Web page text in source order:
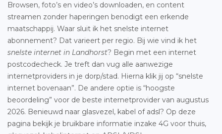
Browsen, foto’s en video’s downloaden, en content
streamen zonder haperingen benodigt een erkende
maatschappij. Waar sluit ik het snelste internet
abonnement? Dat varieert per regio. Bij wie vind ik het
snelste internet in Landhorst? Begin met een internet
postcodecheck. Je treft dan vug alle aanwezige
internetproviders in je dorp/stad. Hierna klik jij op “snelste
internet bovenaan”. De andere optie is “hoogste
beoordeling” voor de beste internetprovider van augustus
2026. Benieuwd naar glasvezel, kabel of adsl? Op deze
pagina bekijk je bruikbare informatie inzake 4G voor thuis,